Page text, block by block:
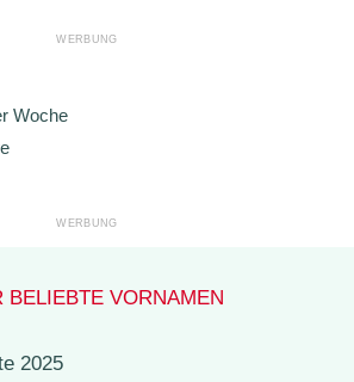
Woche
BELIEBTE VORNAMEN
2025